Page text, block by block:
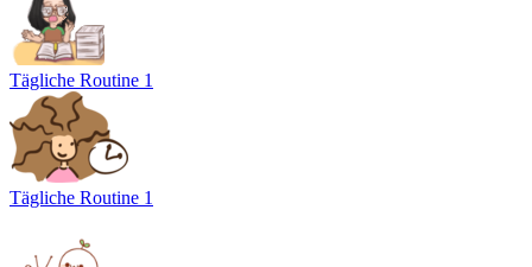
Tägliche Routine 1
Tägliche Routine 1